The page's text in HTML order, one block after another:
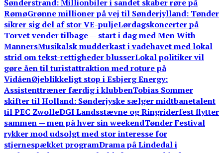
Sønderstrand: Millionbiler i sandet skaber røre på
RømøGrønne millioner på vej til Sønderjylland: Tønder
sikrer sig del af stor VE-puljeLørdagskoncerter på
Torvet vender tilbage — start i dag med Men With
MannersMusikalsk mudderkast i vadehavet med lokal
strid om tekst-rettigheder blusserLokal politiker vil
gøre åen til turistattraktion med roture på
VidåenØjeblikkeligt stop i Esbjerg Energy:
Assistenttræner færdig i klubbenTobias Sommer
skifter til Holland: Sønderjyske sælger midtbanetalent
til PEC ZwolleDGI Landsstævne og Ringriderfest flytter
sammen — men på hver sin weekendTønder Festival
rykker mod udsolgt med stor interesse for
stjernespækket programDrama på Lindedal i